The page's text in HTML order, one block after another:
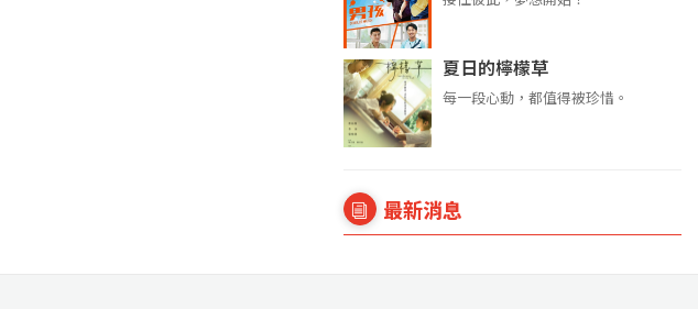
夏日的檸檬草
每一段心動，都值得被珍惜。
最新消息